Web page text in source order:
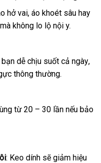
hở vaiở
đâu
, áo khoét sâu hay
bảng
mà không lo lộ nội y.
bạn dễ chịu suốt cả ngàyvệ
,
thông thường.
từ 20 – 30 lần đánh
nếu bảo
: Keo dính vận
sẽ giảm hiệu